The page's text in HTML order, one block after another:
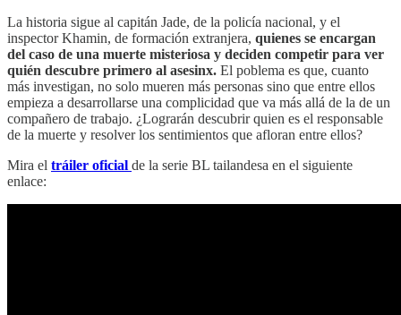
La historia sigue al capitán Jade, de la policía nacional, y el
inspector Khamin, de formación extranjera, quienes se encargan
del caso de una muerte misteriosa y deciden competir para ver
quién descubre primero al asesinx. El poblema es que, cuanto
más investigan, no solo mueren más personas sino que entre ellos
empieza a desarrollarse una complicidad que va más allá de la de un
compañero de trabajo. ¿Lograrán descubrir quien es el responsable
de la muerte y resolver los sentimientos que afloran entre ellos?
Mira el tráiler oficial de la serie BL tailandesa en el siguiente
enlace: